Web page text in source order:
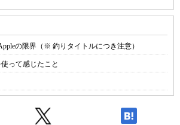
の限界（※ 釣りタイトルにつき注意）
って感じたこと